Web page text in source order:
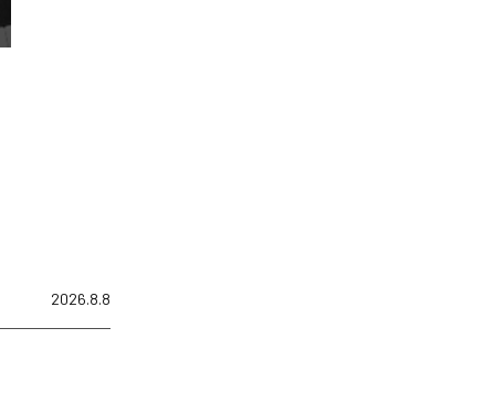
2026.8.8